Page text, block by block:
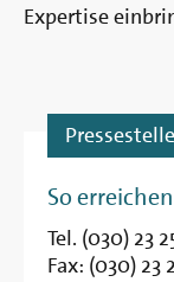
Expertise
Pressestelle
So
Tel. (030) 23
Fax: (030) 23